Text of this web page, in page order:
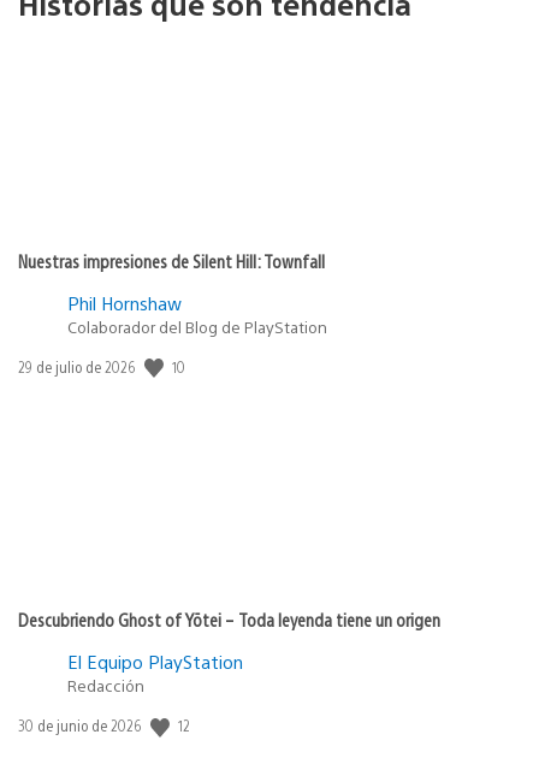
Nuestras impresiones de Silent Hill: Townfall
Phil Hornshaw
Colaborador del Blog de PlayStation
Fecha
29 de julio de 2026 10
Descubriendo Ghost of Yōtei – Toda leyenda tiene un origen
El Equipo PlayStation
Redacción
Fecha
30 de junio de 2026 12